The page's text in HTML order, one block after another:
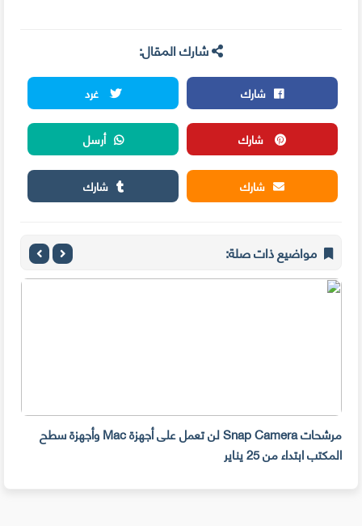
شارك المقال:
شارك
غرد
شارك
أرسل
شارك
شارك
مواضيع ذات صلة:
مرشحات Snap Camera لن تعمل على أجهزة Mac وأجهزة سطح
المكتب ابتداء من 25 يناير